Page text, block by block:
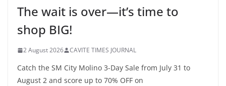
The wait is over—it’s time to
shop BIG!
2 August 2026 CAVITE TIMES JOURNAL
Catch the SM City Molino 3-Day Sale from July 31 to
August 2 and score up to 70% OFF on